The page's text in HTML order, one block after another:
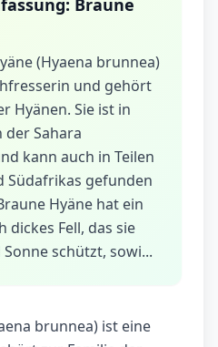
Braune
(Hyaena brunnea)
und gehört
Hyänen. Sie ist in
Sahara
kann auch in Teilen
Südafrikas gefunden
Hyäne hat ein
dickes Fell, das sie
schützt, sowi...
brunnea) ist eine